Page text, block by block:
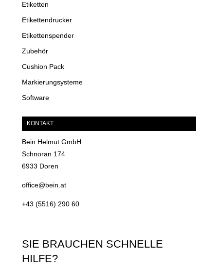
Etiketten
Etikettendrucker
Etikettenspender
Zubehör
Cushion Pack
Markierungsysteme
Software
KONTAKT
Bein Helmut GmbH
Schnoran 174
6933 Doren
office@bein.at
+43 (5516) 290 60
SIE BRAUCHEN SCHNELLE
HILFE?